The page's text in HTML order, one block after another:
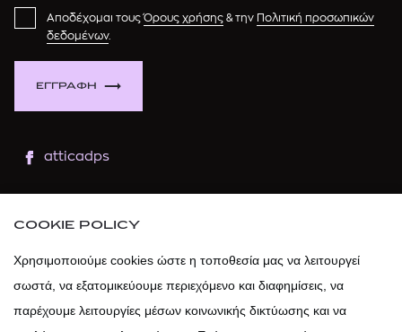
ΕΓΓΡΑΦΗ
Αποδέχομαι τουςΌρους χρήσης & την Πολιτική προσωπικών
δεδομένων.
atticadps
atticadps
COOKIE POLICY
Χρησιμοποιούμε cookies ώστε η τοποθεσία μας να λειτουργεί
σωστά, να εξατομικεύουμε περιεχόμενο και διαφημίσεις, να
παρέχουμε λειτουργίες μέσων κοινωνικής δικτύωσης και να